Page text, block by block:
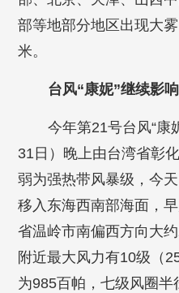
部等地部分地区出现大
米。
台风“康妮”继续影
今年第21号台风“康
31日）晚上由台湾省彰
弱为强热带风暴级，今
移入东海西南部海面，
省温岭市南偏西方向大
附近最大风力有10级（
为985百帕，七级风圈半